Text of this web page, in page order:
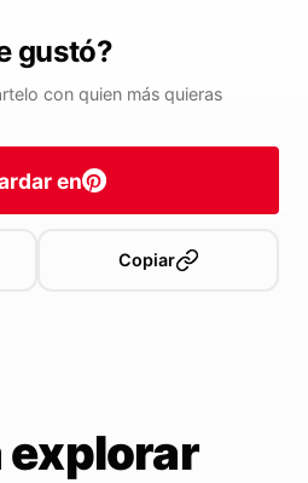
gustó?
con quien más quieras
en
Copiar
explorar